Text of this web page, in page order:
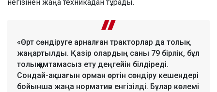
негізінен жаңа техникадан тұрады.
«Өрт сөндіруге арналған тракторлар да толық
жаңартылды. Қазір олардың саны 79 бірлік, бұл
толық қамтамасыз ету деңгейін білдіреді.
Сондай-ақ шағын орман өртін сөндіру кешендері
бойынша жаңа норматив енгізілді. Бұлар көлемі